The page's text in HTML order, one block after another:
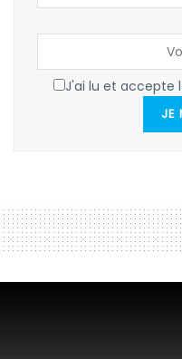
J'ai lu et accepte
JE